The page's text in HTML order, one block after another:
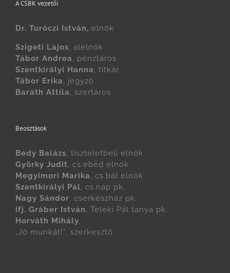
A CSBK vezetői
Dr. Turóczi István, elnök
Szigeti Lajos, alelnök
Tábor Andrea, pénztáros
Szentkirályi Hanna, titkár
Tábor Erika, jegyző
Baráth Attila, szertáros
Beosztások
Bedy Balázs, tiszteletbeli elnök
Györky Judit, cs.ebéd elnök
Megyimori Marika, cs.bál elnök
Szentkirályi Pál, cs.nap pk.
Nagy Sándor, cserkészház pk.
ifj. Gráber István, Teleki Pál tanya pk.
Horváth Mihály,
„Jó munkát!”, szerkesztő